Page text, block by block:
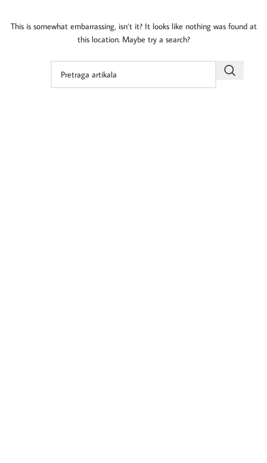
This is somewhat embarrassing, isn’t it? It looks like nothing was found at
this location. Maybe try a search?